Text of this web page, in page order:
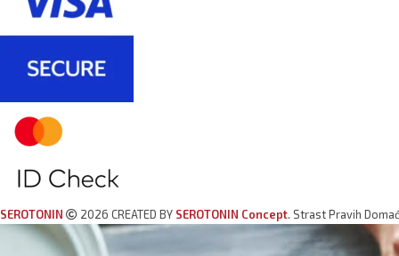
SEROTONIN 2026 CREATED BY SEROTONIN Concept. Strast Pravih